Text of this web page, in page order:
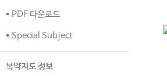
PDF 다운로드
Special Subject
복약지도 정보